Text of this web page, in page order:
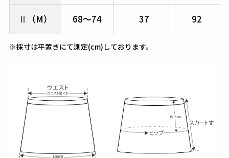
Ⅱ（M） 68～74 37 92
※採寸は平置きにて測定(cm)しております。